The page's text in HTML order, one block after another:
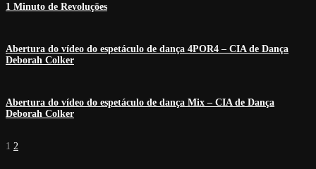
1 Minuto de Revoluçōes
Abertura do vídeo do espetáculo de dança 4POR4 – CIA de Dança
Deborah Colker
Abertura do vídeo do espetáculo de dança Mix – CIA de Dança
Deborah Colker
1 2